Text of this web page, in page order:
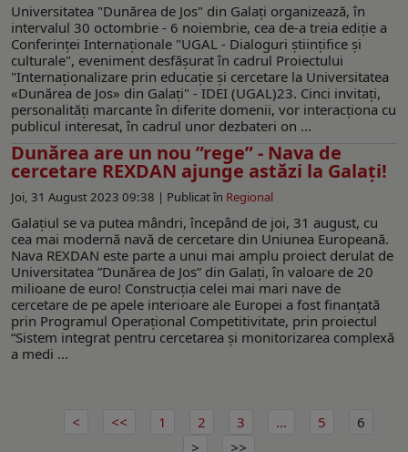
Universitatea "Dunărea de Jos" din Galați organizează, în
intervalul 30 octombrie - 6 noiembrie, cea de-a treia ediție a
Conferinței Internaționale "UGAL - Dialoguri științifice și
culturale", eveniment desfășurat în cadrul Proiectului
"Internaționalizare prin educație și cercetare la Universitatea
«Dunărea de Jos» din Galați" - IDEI (UGAL)23. Cinci invitați,
personalități marcante în diferite domenii, vor interacționa cu
publicul interesat, în cadrul unor dezbateri on ...
Dunărea are un nou ”rege” - Nava de
cercetare REXDAN ajunge astăzi la Galați!
Joi, 31 August 2023 09:38 | Publicat în Regional
Galațiul se va putea mândri, începând de joi, 31 august, cu
cea mai modernă navă de cercetare din Uniunea Europeană.
Nava REXDAN este parte a unui mai amplu proiect derulat de
Universitatea ”Dunărea de Jos” din Galați, în valoare de 20
milioane de euro! Construcţia celei mai mari nave de
cercetare de pe apele interioare ale Europei a fost finanţată
prin Programul Operațional Competitivitate, prin proiectul
“Sistem integrat pentru cercetarea și monitorizarea complexă
a medi ...
1 2 3 ... 5 6